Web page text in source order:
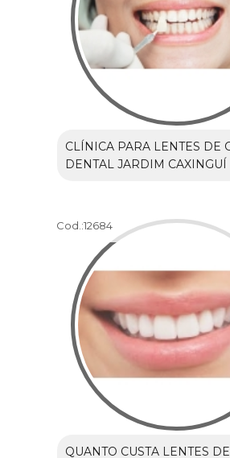
CLÍNICA PARA LENTES DE
DENTAL JARDIM CAXINGUÍ
Cod.:12684
QUANTO CUSTA LENTES DE